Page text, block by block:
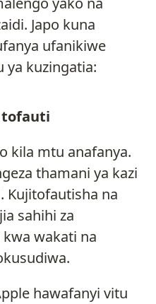
Japo kuna
ufanikiwe
kuzingatia:
tofauti
kila mtu anafanya.
thamani ya kazi
Kujitofautisha na
sahihi za
wakati na
hawafanyi vitu